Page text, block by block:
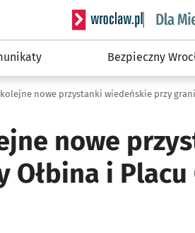
Serwis informacyjny
Bezpieczny
nowe
Ołbina i